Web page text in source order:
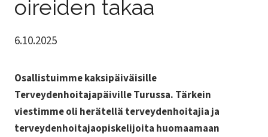
oireiden takaa
6.10.2025
Osallistuimme kaksipäiväisille
Terveydenhoitajapäiville Turussa. Tärkein
viestimme oli herätellä terveydenhoitajia ja
terveydenhoitajaopiskelijoita huomaamaan